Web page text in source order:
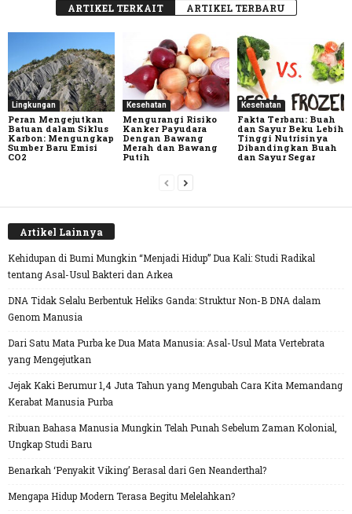
ARTIKEL TERKAIT ARTIKEL TERBARU
Lingkungan
Peran Mengejutkan
Batuan dalam Siklus
Karbon: Mengungkap
Sumber Baru Emisi
CO2
Kesehatan
Mengurangi Risiko
Kanker Payudara
Dengan Bawang
Merah dan Bawang
Putih
Kesehatan
Fakta Terbaru: Buah
dan Sayur Beku Lebih
Tinggi Nutrisinya
Dibandingkan Buah
dan Sayur Segar
Artikel Lainnya
Kehidupan di Bumi Mungkin “Menjadi Hidup” Dua Kali: Studi Radikal
tentang Asal-Usul Bakteri dan Arkea
DNA Tidak Selalu Berbentuk Heliks Ganda: Struktur Non-B DNA dalam
Genom Manusia
Dari Satu Mata Purba ke Dua Mata Manusia: Asal-Usul Mata Vertebrata
yang Mengejutkan
Jejak Kaki Berumur 1,4 Juta Tahun yang Mengubah Cara Kita Memandang
Kerabat Manusia Purba
Ribuan Bahasa Manusia Mungkin Telah Punah Sebelum Zaman Kolonial,
Ungkap Studi Baru
Benarkah ‘Penyakit Viking’ Berasal dari Gen Neanderthal?
Mengapa Hidup Modern Terasa Begitu Melelahkan?